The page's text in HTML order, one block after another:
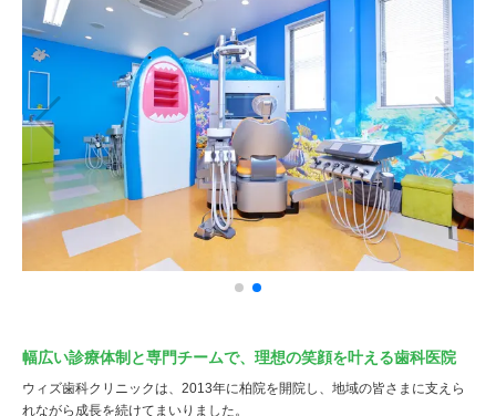
幅広い診療体制と専門チームで、理想の笑顔を叶える歯科医院
ウィズ歯科クリニックは、2013年に柏院を開院し、地域の皆さまに支えら
れながら成長を続けてまいりました。